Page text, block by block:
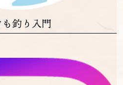
も釣り入門